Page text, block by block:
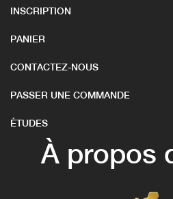
INSCRIPTION
PANIER
CONTACTEZ-NOUS
PASSER UNE COMMANDE
ÉTUDES
À propos